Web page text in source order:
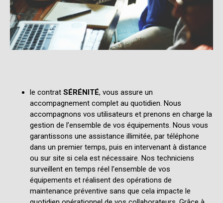
le contrat SÉRÉNITÉ, vous assure un
accompagnement complet au quotidien. Nous
accompagnons vos utilisateurs et prenons en charge la
gestion de l’ensemble de vos équipements. Nous vous
garantissons une assistance illimitée, par téléphone
dans un premier temps, puis en intervenant à distance
ou sur site si cela est nécessaire. Nos techniciens
surveillent en temps réel l’ensemble de vos
équipements et réalisent des opérations de
maintenance préventive sans que cela impacte le